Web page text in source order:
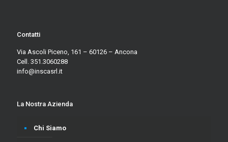
Contatti
Via Ascoli Piceno, 161 – 60126 – Ancona
Cell. 351.3060288
info@inscasrl.it
La Nostra Azienda
Chi Siamo